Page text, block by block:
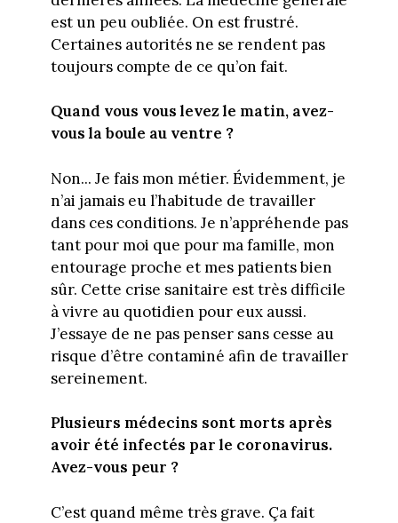
est un peu oubliée. On est frustré.
Certaines autorités ne se rendent pas
toujours compte de ce qu’on fait.
Quand vous vous levez le matin, avez-
vous la boule au ventre ?
Non... Je fais mon métier. Évidemment, je
n’ai jamais eu l’habitude de travailler
dans ces conditions. Je n’appréhende pas
tant pour moi que pour ma famille, mon
entourage proche et mes patients bien
sûr. Cette crise sanitaire est très difficile
à vivre au quotidien pour eux aussi.
J’essaye de ne pas penser sans cesse au
risque d’être contaminé afin de travailler
sereinement.
Plusieurs médecins sont morts après
avoir été infectés par le coronavirus.
Avez-vous peur ?
C’est quand même très grave. Ça fait